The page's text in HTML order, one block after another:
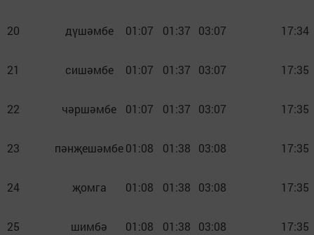
20 дүшәмбе 01:07 01:37 03:07 17:34
21 сишәмбе 01:07 01:37 03:07 17:35
22 чәршәмбе 01:07 01:37 03:07 17:35
23 пәнҗешәмбе01:08 01:38 03:08 17:35
24 җомга 01:08 01:38 03:08 17:35
25 шимбә 01:08 01:38 03:08 17:35